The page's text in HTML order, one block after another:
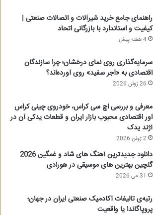
راهنمای جامع خرید شیرآلات و اتصالات صنعتی |
کیفیت و استاندارد با بازرگانی اتحاد
4 هفته پیش
سرمایه‌گذاری روی نمای درخشان؛ چرا سازندگان
اقتصادی به «آجر سفید» روی آورده‌اند؟
26 ژوئن 2026
معرفی و بررسی اچ سی کراس، خودروی چینی کراس
اور اقتصادی محبوب بازار ایران و قطعات یدکی آن در
آژند یدک
2 ژوئن 2026
دانلود جدیدترین آهنگ های شاد و غمگین 2026
گلچین بهترین های موسیقی در هورادی
31 می 2026
رتبه‌ی تالیفات آکادمیک صنعتی ایران در جهان؛
پروپاگاندا یا واقعیت